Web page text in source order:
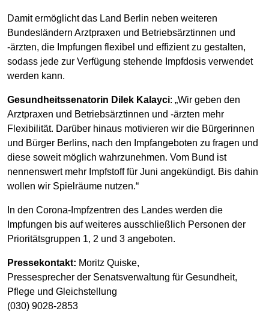
Damit ermöglicht das Land Berlin neben weiteren
Bundesländern Arztpraxen und Betriebsärztinnen und
-ärzten, die Impfungen flexibel und effizient zu gestalten,
sodass jede zur Verfügung stehende Impfdosis verwendet
werden kann.
Gesundheitssenatorin Dilek Kalayci: „Wir geben den
Arztpraxen und Betriebsärztinnen und -ärzten mehr
Flexibilität. Darüber hinaus motivieren wir die Bürgerinnen
und Bürger Berlins, nach den Impfangeboten zu fragen und
diese soweit möglich wahrzunehmen. Vom Bund ist
nennenswert mehr Impfstoff für Juni angekündigt. Bis dahin
wollen wir Spielräume nutzen.“
In den Corona-Impfzentren des Landes werden die
Impfungen bis auf weiteres ausschließlich Personen der
Prioritätsgruppen 1, 2 und 3 angeboten.
Pressekontakt: Moritz Quiske,
Pressesprecher der Senatsverwaltung für Gesundheit,
Pflege und Gleichstellung
(030) 9028-2853